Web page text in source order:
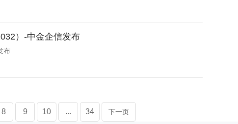
）-中金企信发布
布
8 9 10 ... 34 下一页